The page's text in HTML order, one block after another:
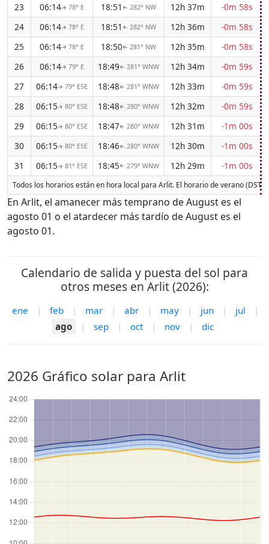
23
06:14↑ 78° E 18:51 ↑ 282° NW 12h 37m
-0m 58s
24
06:14↑ 78° E 18:51 ↑ 282° NW 12h 36m
-0m 58s
25
06:14↑ 78° E 18:50↑ 281° NW 12h 35m
-0m 58s
26
06:14↑ 79° E 18:49↑ 281° WNW 12h 34m
-0m 59s
27
06:14↑ 79° ESE 18:48↑ 281° WNW 12h 33m
-0m 59s
28
06:15↑ 80° ESE 18:48↑ 280° WNW 12h 32m
-0m 59s
29
06:15↑ 80° ESE 18:47↑ 280° WNW 12h 31m
-1m 00s
30
06:15↑ 80° ESE 18:46↑ 280° WNW 12h 30m
-1m 00s
31
06:15↑ 81° ESE 18:45↑ 279° WNW 12h 29m -1m 00s
Todos los horarios están en hora local para Arlit. El horario de verano
En Arlit, el amanecer más temprano de August es el
agosto 01 o el atardecer más tardío de August es el
agosto 01.
Calendario de salida y puesta del sol para
otros meses en Arlit (2026):
ene | feb | mar | abr | may | jun | jul
|
ago
| sep | oct | nov | dic
2026 Gráfico solar para Arlit